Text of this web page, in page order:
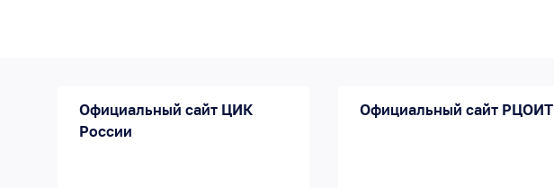
Официальный сайт ЦИК
России
Официальный сайт РЦОИТ